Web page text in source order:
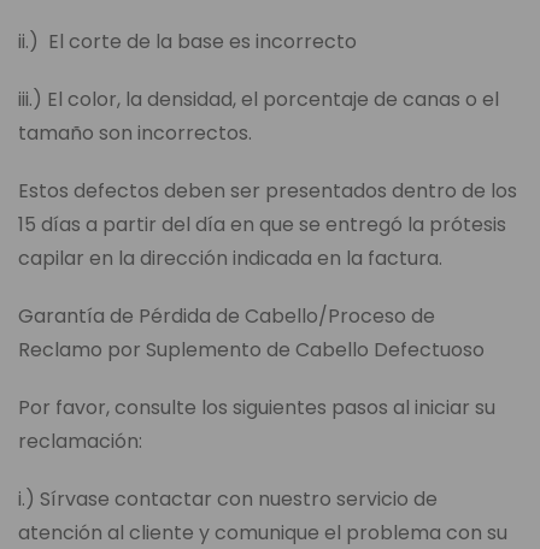
ii.) El corte de la base es incorrecto
iii.) El color, la densidad, el porcentaje de canas o el
tamaño son incorrectos.
Estos defectos deben ser presentados dentro de los
15 días a partir del día en que se entregó la prótesis
capilar en la dirección indicada en la factura.
Garantía de Pérdida de Cabello/Proceso de
Reclamo por Suplemento de Cabello Defectuoso
Por favor, consulte los siguientes pasos al iniciar su
reclamación:
i.) Sírvase contactar con nuestro servicio de
atención al cliente y comunique el problema con su